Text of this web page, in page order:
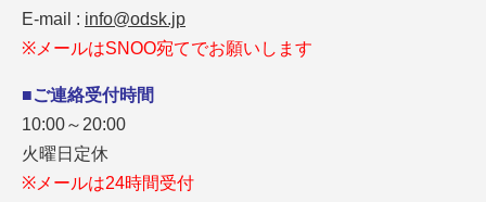
E-mail : info@odsk.jp
※メールはSNOO宛てでお願いします
■ご連絡受付時間
10:00～20:00
火曜日定休
※メールは24時間受付